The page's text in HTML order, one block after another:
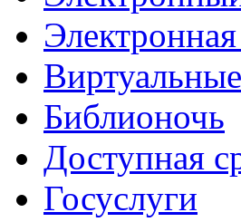
Библионочь
Доступная
Госуслуги